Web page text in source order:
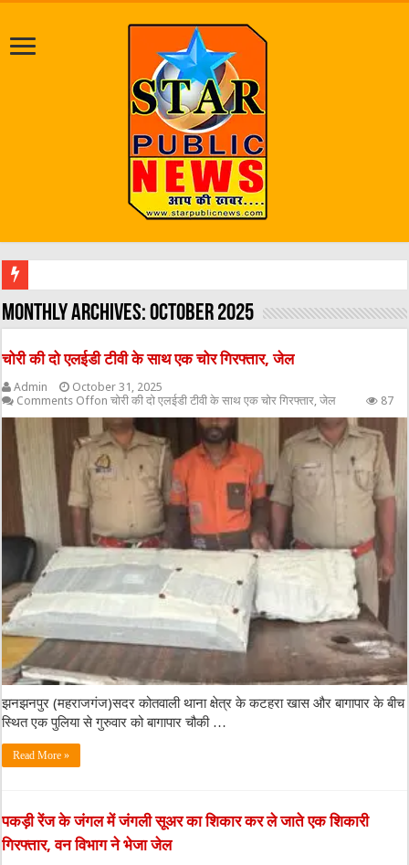
Monthly Archives:October 2025
चोरी की दो एलईडी टीवी के साथ एक चोर गिरफ्तार, जेल
Admin
October 31, 2025
Comments Offon चोरी की दो एलईडी टीवी के साथ एक चोर गिरफ्तार, जेल 87
झनझनपुर (महराजगंज)सदर कोतवाली थाना क्षेत्र के कटहरा खास और बागापार के बीच
स्थित एक पुलिया से गुरुवार को बागापार चौकी …
Read More »
पकड़ी रेंज के जंगल में जंगली सूअर का शिकार कर ले जाते एक शिकारी
गिरफ्तार, वन विभाग ने भेजा जेल